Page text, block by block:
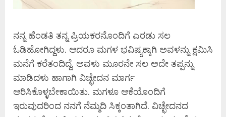
ನನ್ನ ಹೆಂಡತಿ ತನ್ನ ಪ್ರಿಯಕರನೊಂದಿಗೆ ಎರಡು ಸಲ
ಓಡಿಹೋಗಿದ್ದಳು. ಆದರೂ ಮಗಳ ಭವಿಷ್ಯಕ್ಕಾಗಿ ಅವಳನ್ನು ಕ್ಷಮಿಸಿ
ಮನೆಗೆ ಕರೆತಂದಿದ್ದೆ. ಅವಳು ಮೂರನೇ ಸಲ ಅದೇ ತಪ್ಪನ್ನು
ಮಾಡಿದಳು ಹಾಗಾಗಿ ವಿಚ್ಛೇದನ ಮಾರ್ಗ
ಆರಿಸಿಕೊಳ್ಳಬೇಕಾಯಿತು. ಮಗಳೂ ಆಕೆಯೊಂದಿಗೆ
ಇರುವುದರಿಂದ ನನಗೆ ನೆಮ್ಮದಿ ಸಿಕ್ಕಂತಾಗಿದೆ. ವಿಚ್ಛೇದನದ